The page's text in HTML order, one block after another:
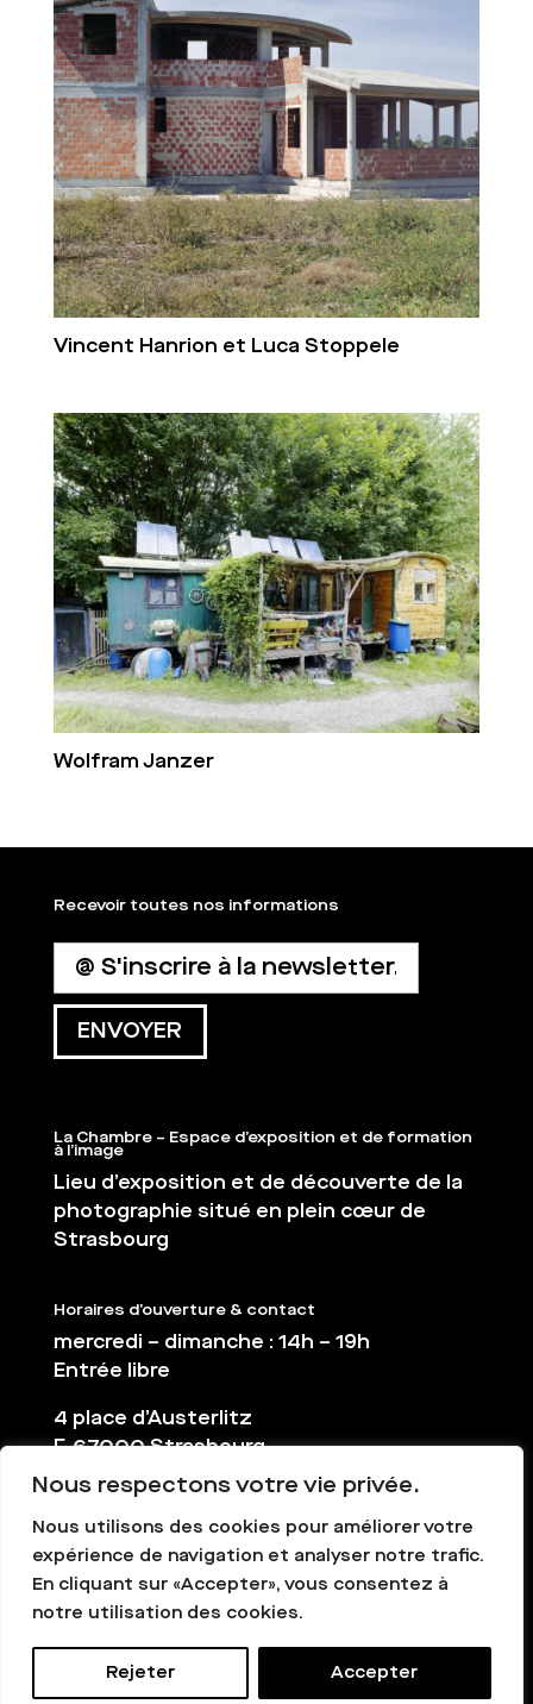
Nous respectons votre vie privée.
Nous utilisons des cookies pour améliorer votre
expérience de navigation et analyser notre trafic.
En cliquant sur «Accepter», vous consentez à
notre utilisation des cookies.
Rejeter Accepter
Vincent Hanrion et Luca Stoppele
Wolfram Janzer
Recevoir toutes nos informations
La Chambre – Espace d’exposition et de formation
à l’image
Lieu d’exposition et de découverte de la
photographie situé en plein cœur de
Strasbourg
Horaires d’ouverture & contact
mercredi – dimanche : 14h – 19h
Entrée libre
4 place d’Austerlitz
F-67000 Strasbourg
03 88 36 65 38
contact@la-chambre.org
La Chambre - Tous droits réservés -Mentions légales
-Création graphique : Gapoma.fr